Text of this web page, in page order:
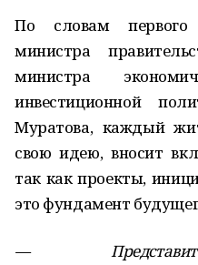
По словам первого
министра
министра
инвестиционной
Муратова, каждый
свою идею, вносит
так как проекты,
это фундамент
—